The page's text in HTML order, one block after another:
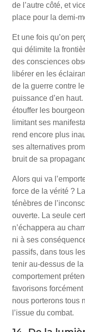
de l’autre côté, et
place pour la demi-
Et une fois qu’on
qui délimite la
des consciences
libérer en les
de la guerre contre
puissance d’en
étouffer les
limitant ses
rend encore plus
ses alternatives
bruit de sa
Alors qui va
force de la vérité ?
ténèbres de
ouverte. La seule
n’échappera au
ni à ses
passifs, dans tous
tenir au-dessus de
comportement
favorisons forcément
nous porterons tous
l’issue du combat.